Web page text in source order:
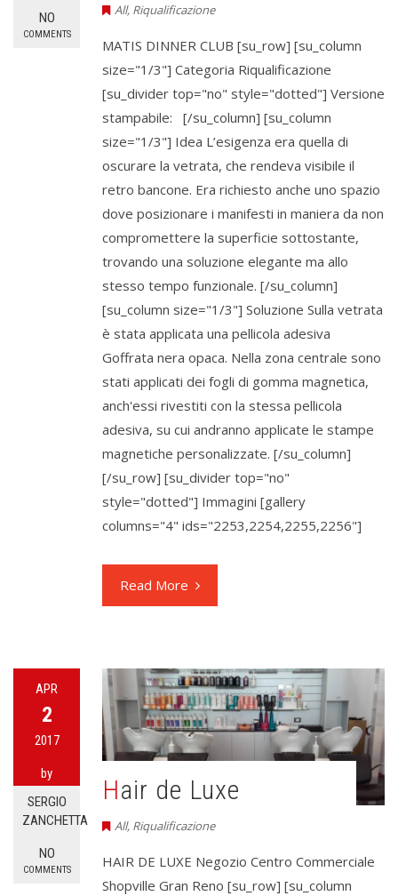
NO
COMMENTS
All, Riqualificazione
MATIS DINNER CLUB [su_row] [su_column
size="1/3"] Categoria Riqualificazione
[su_divider top="no" style="dotted"] Versione
stampabile: [/su_column] [su_column
size="1/3"] Idea L’esigenza era quella di
oscurare la vetrata, che rendeva visibile il
retro bancone. Era richiesto anche uno spazio
dove posizionare i manifesti in maniera da non
compromettere la superficie sottostante,
trovando una soluzione elegante ma allo
stesso tempo funzionale. [/su_column]
[su_column size="1/3"] Soluzione Sulla vetrata
è stata applicata una pellicola adesiva
Goffrata nera opaca. Nella zona centrale sono
stati applicati dei fogli di gomma magnetica,
anch'essi rivestiti con la stessa pellicola
adesiva, su cui andranno applicate le stampe
magnetiche personalizzate. [/su_column]
[/su_row] [su_divider top="no"
style="dotted"] Immagini [gallery
columns="4" ids="2253,2254,2255,2256"]
Read More
APR
2
2017
by
SERGIO
ZANCHETTA
NO
COMMENTS
Hair de Luxe
All, Riqualificazione
HAIR DE LUXE Negozio Centro Commerciale
Shopville Gran Reno [su_row] [su_column